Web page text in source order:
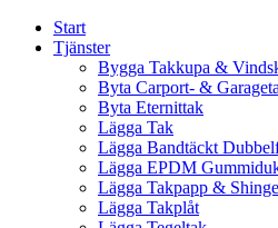
Start
Tjänster
Bygga Takkupa &
Byta Carport- &
Byta Eternittak
Lägga Tak
Lägga Bandtäckt
Lägga EPDM
Lägga Takpapp &
Lägga Takplåt